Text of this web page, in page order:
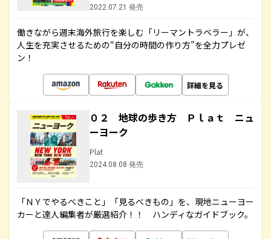
2022.07.21 発売
働きながら週末海外旅行を楽しむ「リーマントラベラー」が、
人生を充実させるための“自分の時間の作り方”を全力プレゼ
ン！
詳細を見る
０２ 地球の歩き方 Ｐｌａｔ ニュ
ーヨーク
Plat
2024.08.08 発売
「ＮＹでやるべきこと」「見るべきもの」を、現地ニューヨー
カーと達人編集者が厳選紹介！！ ハンディなガイドブック。